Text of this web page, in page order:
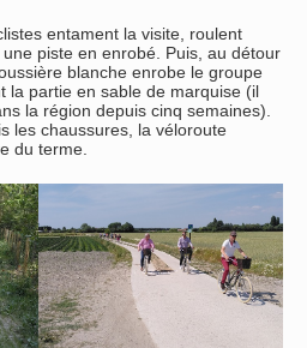
entament la visite, roulent
piste en enrobé. Puis, au détour
blanche enrobe le groupe
la partie en sable de marquise (il
la région depuis cinq semaines).
les chaussures, la véloroute
du terme.